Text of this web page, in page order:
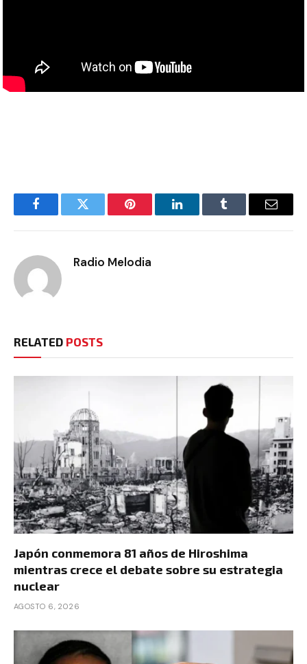
FacebookTwitter Pinterest LinkedInTumblr Email
Radio Melodia
RELATED POSTS
Japón conmemora 81 años de Hiroshima
mientras crece el debate sobre su estrategia
nuclear
AGOSTO 6, 2026